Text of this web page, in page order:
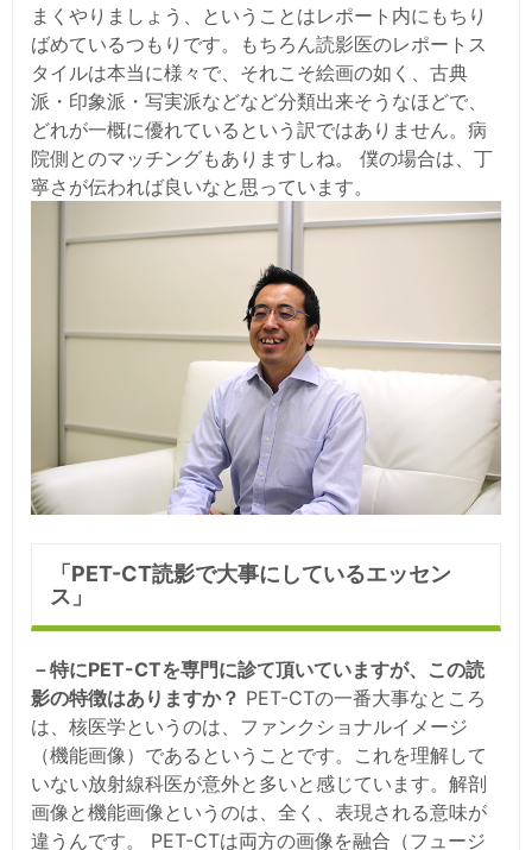
まくやりましょう、ということはレポート内にもちり
ばめているつもりです。もちろん読影医のレポートス
タイルは本当に様々で、それこそ絵画の如く、古典
派・印象派・写実派などなど分類出来そうなほどで、
どれが一概に優れているという訳ではありません。病
院側とのマッチングもありますしね。 僕の場合は、丁
寧さが伝われば良いなと思っています。
「PET-CT読影で大事にしているエッセン
ス」
－特にPET-CTを専門に診て頂いていますが、この読
影の特徴はありますか？ PET-CTの一番大事なところ
は、核医学というのは、ファンクショナルイメージ
（機能画像）であるということです。これを理解して
いない放射線科医が意外と多いと感じています。解剖
画像と機能画像というのは、全く、表現される意味が
違うんです。 PET-CTは両方の画像を融合（フュージ